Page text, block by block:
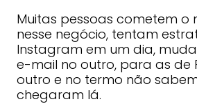
Muitas pessoas cometem o
nesse negócio, tentam
Instagram em um dia,
e-mail no outro, para as de
outro e no termo não
chegaram lá.